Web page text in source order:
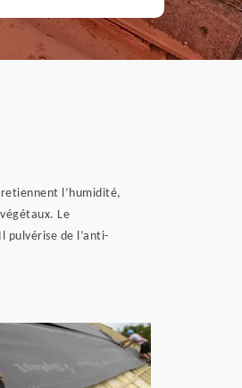
l’humidité,
Le
pulvérise de l’anti-